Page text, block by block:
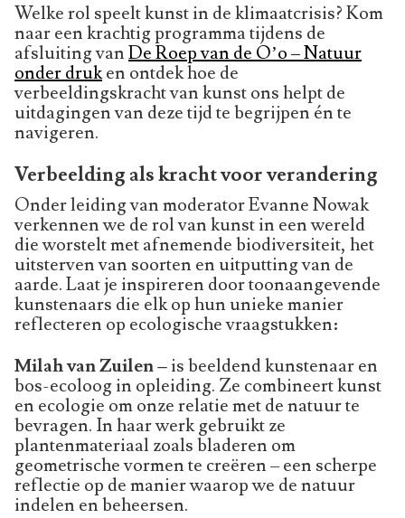
Welke rol speelt kunst in de klimaatcrisis? Kom
naar een krachtig programma tijdens de
afsluiting vanDe Roep van de O’o – Natuur
onder druken ontdek hoe de
verbeeldingskracht van kunst ons helpt de
uitdagingen van deze tijd te begrijpen én te
navigeren.
Verbeelding als kracht voor verandering
Onder leiding van moderator Evanne Nowak
verkennen we de rol van kunst in een wereld
die worstelt met afnemende biodiversiteit, het
uitsterven van soorten en uitputting van de
aarde. Laat je inspireren door toonaangevende
kunstenaars die elk op hun unieke manier
reflecteren op ecologische vraagstukken:
Milah van Zuilen –is beeldend kunstenaar en
bos-ecoloog in opleiding. Ze combineert kunst
en ecologie om onze relatie met de natuur te
bevragen. In haar werk gebruikt ze
plantenmateriaal zoals bladeren om
geometrische vormen te creëren – een scherpe
reflectie op de manier waarop we de natuur
indelen en beheersen.